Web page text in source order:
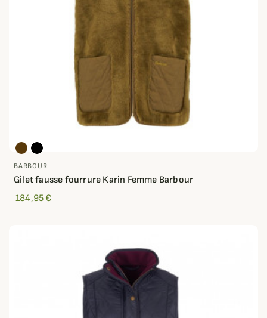
BARBOUR
Gilet fausse fourrure Karin Femme Barbour
184,95 €